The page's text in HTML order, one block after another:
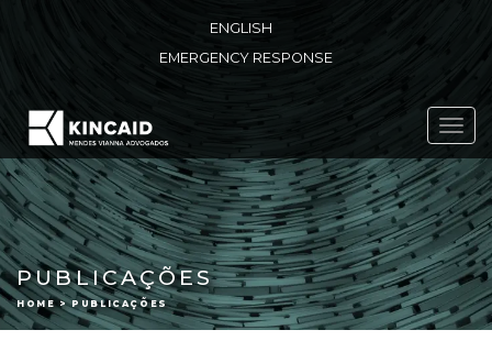
ENGLISH
EMERGENCY RESPONSE
PUBLICAÇÕES
HOME > PUBLICAÇÕES